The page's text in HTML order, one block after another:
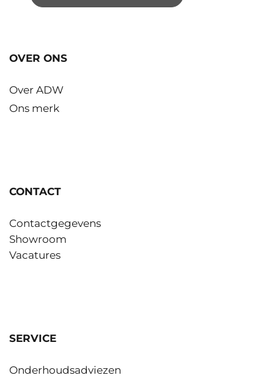
OVER ONS
Over ADW
Ons merk
CONTACT
Contactgegevens
Showroom
Vacatures
SERVICE
Onderhoudsadviezen